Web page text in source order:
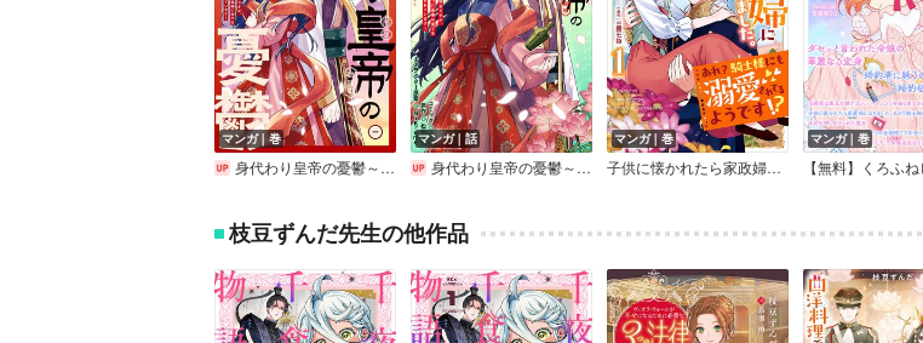
マンガ｜巻
身代わり皇帝の憂鬱～後宮の侍女ですが、入れ替わった皇帝に全てを押しつけられています～【電子限定描き下ろし付き】
マンガ｜話
身代わり皇帝の憂鬱～後宮の侍女ですが、入れ替わった皇帝に全てを押しつけられています～ 【連載版】
マンガ｜巻
子供に懐かれたら家政婦になりました。あれ？騎士様にも溺愛されてるようです！？【電子限定かきおろし付】
マンガ｜巻
枝豆ずんだ先生の他作品